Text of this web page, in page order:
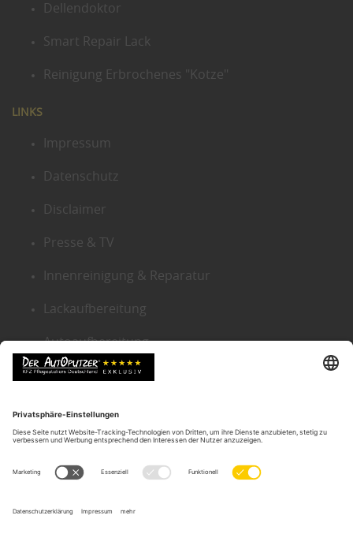
Dellendoktor
Smart Repair Lack
Reinigung Erbrochenes "Kotze"
LINKS
Impressum
Datenschutz
Disclaimer
Presse & TV
Innenreinigung & Reparatur
Lackaufbereitung
Autoaufbereitung
Sitemap
KONTAKT ZENTRALE
Der Autoputzer Deutschland ®
Gneisenaustr. 9